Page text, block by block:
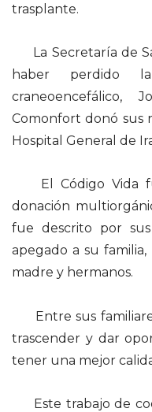
trasplante.
La Secretaría de
haber perdido
craneoencefálico,
Comonfort donó sus
Hospital General de
El Código Vida
donación
fue descrito por sus
apegado a su
madre y hermanos.
Entre sus
trascender y dar
tener una mejor
Este trabajo de